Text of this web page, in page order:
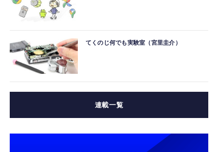
てくのじ何でも実験室（宮里圭介）
連載一覧